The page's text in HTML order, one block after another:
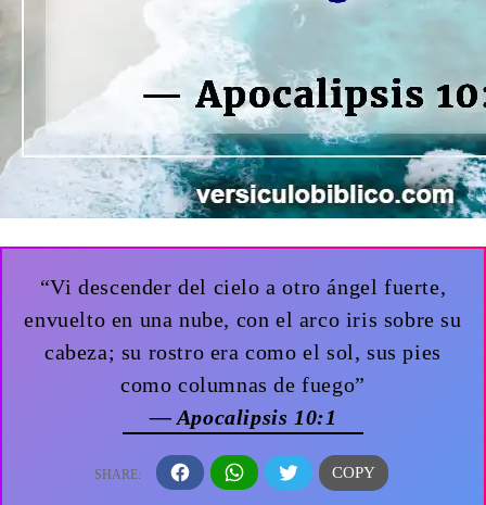
“Vi descender del cielo a otro ángel fuerte,
envuelto en una nube, con el arco iris sobre su
cabeza; su rostro era como el sol, sus pies
como columnas de fuego”
— Apocalipsis 10:1